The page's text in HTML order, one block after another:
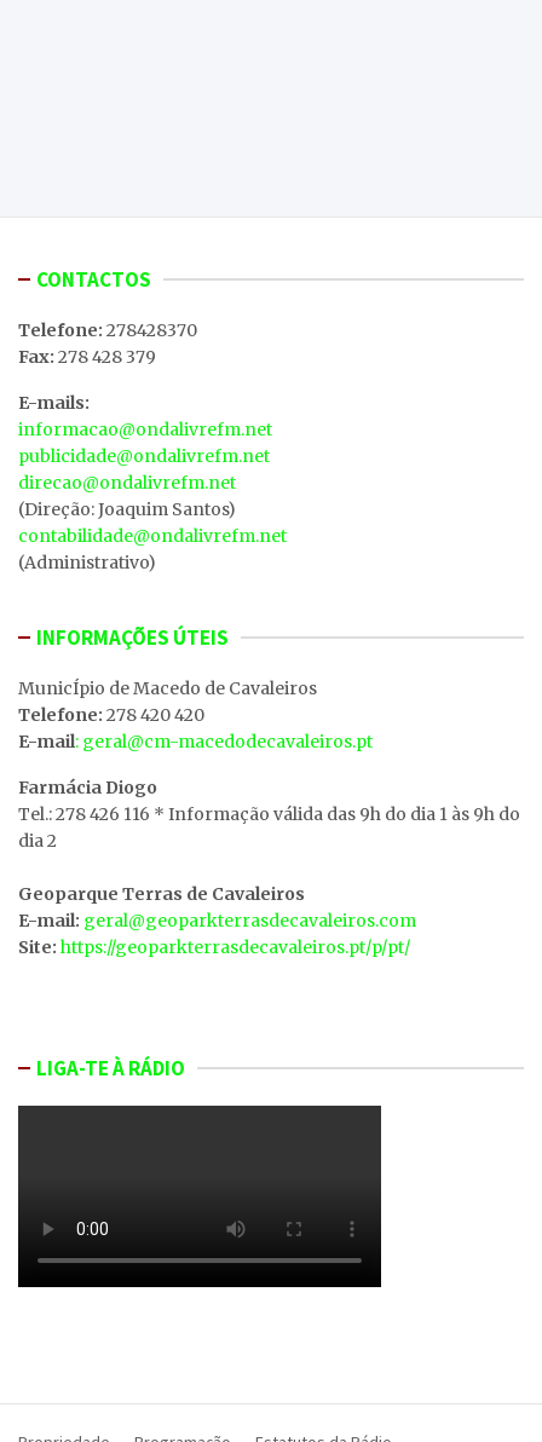
CONTACTOS
Telefone: 278428370
Fax: 278 428 379
E-mails:
informacao@ondalivrefm.net
publicidade@ondalivrefm.net
direcao@ondalivrefm.net
(Direção: Joaquim Santos)
contabilidade@ondalivrefm.net
(Administrativo)
INFORMAÇÕES ÚTEIS
MunicÍpio de Macedo de Cavaleiros
Telefone: 278 420 420
E-mail: geral@cm-macedodecavaleiros.pt
Farmácia Diogo
Tel.: 278 426 116 * Informação válida das 9h do dia 1 às 9h do
dia 2
Geoparque Terras de Cavaleiros
E-mail: geral@geoparkterrasdecavaleiros.com
Site: https://geoparkterrasdecavaleiros.pt/p/pt/
LIGA-TE À RÁDIO